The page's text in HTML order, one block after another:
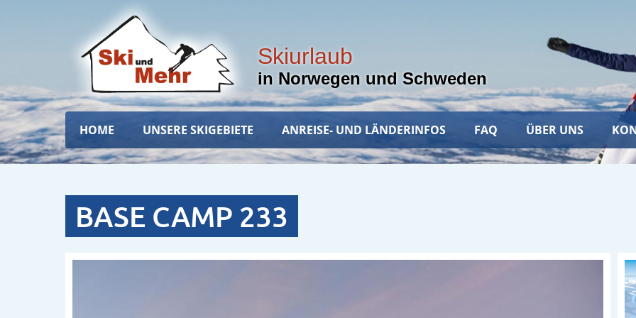
Skiurlaub
in Norwegen und Schweden
Hauptnavigation
HOME UNSERE SKIGEBIETE ANREISE- UND LÄNDERINFOS FAQ ÜBER UNS
BASE CAMP 233